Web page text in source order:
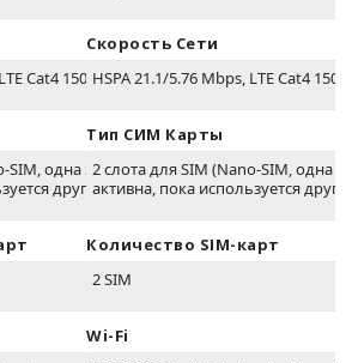
Cat4 150/50 Mbps
SIM, одна SIM не
другая)
Скорость Сети
HSPA 21.1/5.76 Mbps, LTE Cat4
Тип СИМ Карты
2 слота для SIM (Nano-SIM, одна
активна, пока используется
Количество SIM-карт
2 SIM
Wi-Fi